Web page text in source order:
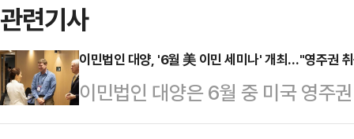
관련기사
이민법인 대양, '6월 美 이민 세미나' 개최…"영주권
이민법인 대양은 6월 중 미국 영주
분야별 무료 세미나를 진행한다고